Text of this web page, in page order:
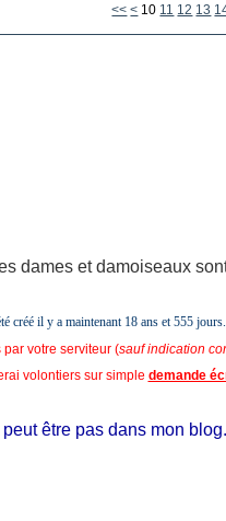
<< < 10 11 12 13
dames et damoiseaux
créé il y a maintenant 18 ans et 555 jours.
votre serviteur (sauf indication
volontiers sur simple demande
être pas dans mon